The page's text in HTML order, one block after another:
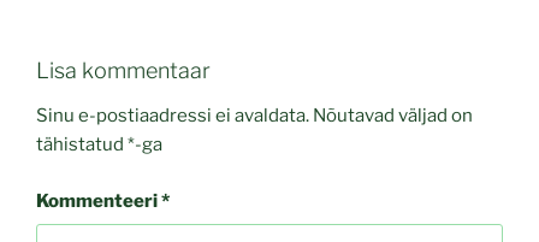
Lisa kommentaar
Sinu e-postiaadressi ei avaldata. Nõutavad väljad on
tähistatud *-ga
Kommenteeri*